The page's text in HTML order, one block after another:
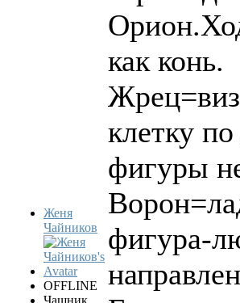
Женя
Чайников
OFFLINE
Чашник
как конь.
клетку
фигуры
фигура-